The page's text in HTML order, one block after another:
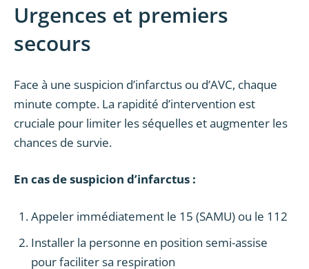
Urgences et premiers
secours
Face à une suspicion d’infarctus ou d’AVC, chaque
minute compte. La rapidité d’intervention est
cruciale pour limiter les séquelles et augmenter les
chances de survie.
En cas de suspicion d’infarctus :
Appeler immédiatement le 15 (SAMU) ou le 112
Installer la personne en position semi-assise
pour faciliter sa respiration